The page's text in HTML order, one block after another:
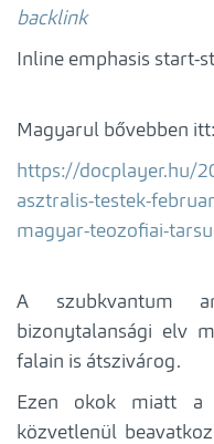
backlink
Inline emphasis start-
Magyarul bővebben itt:
https://docplayer.hu/
asztralis-testek-
magyar-teozofiai-
A szubkvantum
bizonytalansági elv
falain is átszivárog.
Ezen okok miatt a
közvetlenül